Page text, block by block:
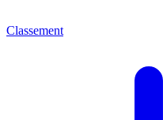
Classement